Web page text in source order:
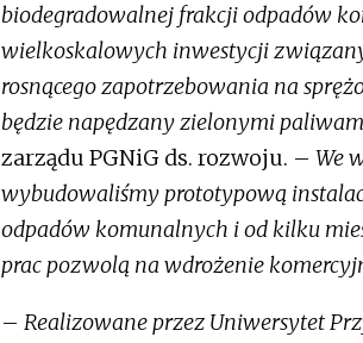
biodegradowalnej frakcji odpadów
wielkoskalowych inwestycji
rosnącego zapotrzebowania na
będzie napędzany zielonymi
zarządu PGNiG ds. rozwoju. – We
wybudowaliśmy prototypową
odpadów komunalnych i od kilku
prac pozwolą na wdrożenie
– Realizowane przez Uniwersytet